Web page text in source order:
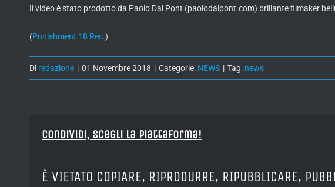
Il video è stato prodotto da Paolo Dal Pont (paolodalpont.com) brillante filmaker
(Punishment 18 Rec.)
Di redazione | 01 Novembre 2018 | Categorie: NEWS | Tag: news
Condividi, Scegli la piattaforma!
È VIETATO COPIARE, RIPRODURRE, RIPUBBLICARE,